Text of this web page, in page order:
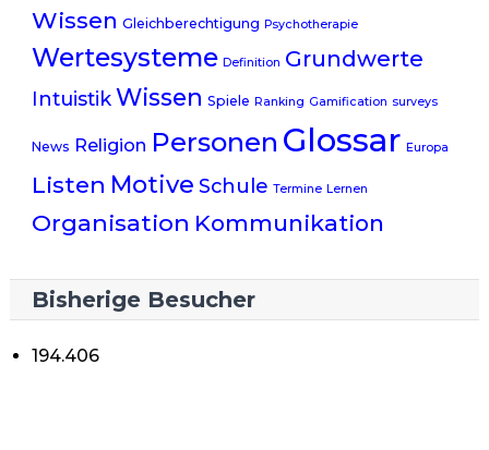
Wissen Gleichberechtigung Psychotherapie
Wertesysteme Definition Grundwerte
IntuistikWissen Spiele Ranking Gamification surveys
News Religion Personen Glossar Europa
Listen Motive Schule Termine Lernen
Organisation Kommunikation
Bisherige Besucher
194.406